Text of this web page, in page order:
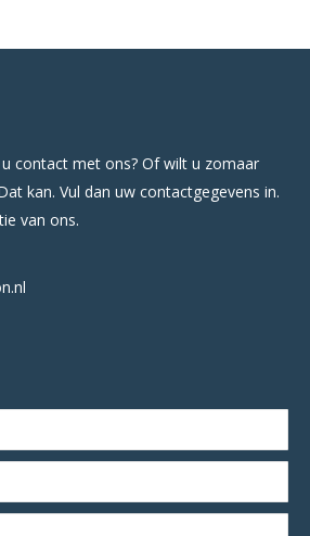
contact met ons? Of wilt u zomaar
kan. Vul dan uw contactgegevens in.
van ons.